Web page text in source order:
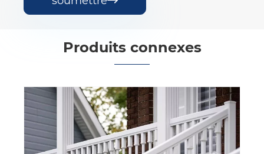
Produits connexes